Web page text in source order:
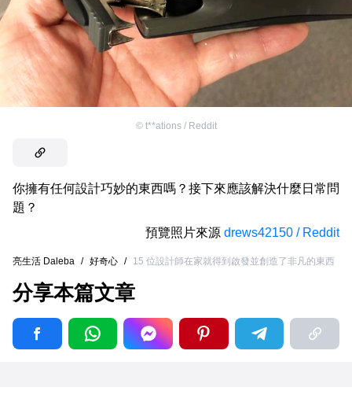
© t**ations / Reddit
你擁有任何設計巧妙的東西嗎？接下來應該解決什麼日常問
題？
預覽照片來源 drews42150 / Reddit
亮生活 Daleba / 好奇心 / 15 位設計師在家就得到啟發並創造了非凡的東西
分享本篇文章